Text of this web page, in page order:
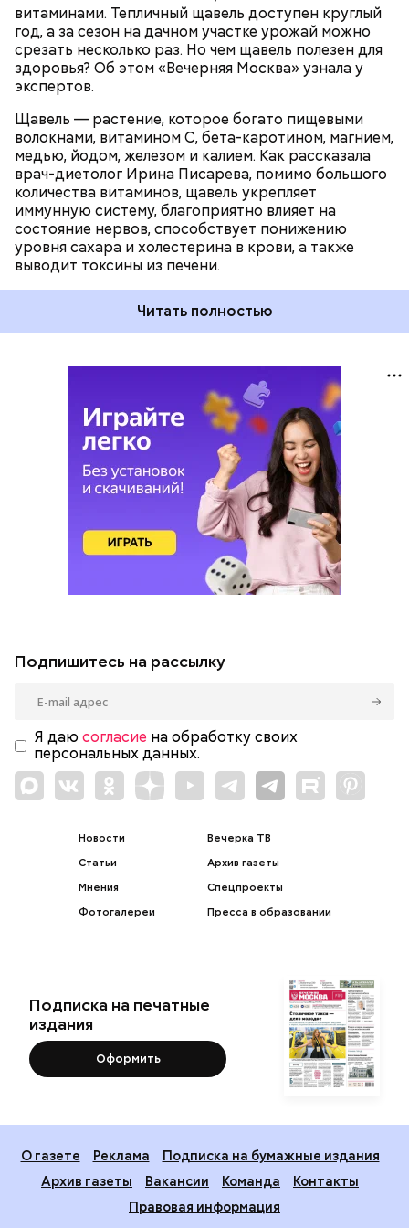
витаминами. Тепличный щавель доступен круглый
год, а за сезон на дачном участке урожай можно
срезать несколько раз. Но чем щавель полезен для
здоровья? Об этом «Вечерняя Москва» узнала у
экспертов.
Щавель — растение, которое богато пищевыми
волокнами, витамином С, бета-каротином, магнием,
медью, йодом, железом и калием. Как рассказала
врач-диетолог Ирина Писарева, помимо большого
количества витаминов, щавель укрепляет
иммунную систему, благоприятно влияет на
состояние нервов, способствует понижению
уровня сахара и холестерина в крови, а также
выводит токсины из печени.
Читать полностью
Подпишитесь на рассылку
Я даю согласие на обработку своих
персональных данных.
Новости
Статьи
Мнения
Фотогалереи
Вечерка ТВ
Архив газеты
Спецпроекты
Пресса в образовании
Подписка на печатные
издания
Оформить
О газете Реклама
Подписка на бумажные издания
Архив газеты
Вакансии Команда
Контакты
Правовая информация